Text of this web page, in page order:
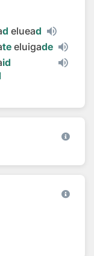
d eluead
te eluigade
id